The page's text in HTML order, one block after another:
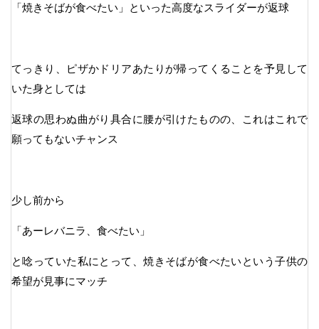
「焼きそばが食べたい」といった高度なスライダーが返球
てっきり、ピザかドリアあたりが帰ってくることを予見して
いた身としては
返球の思わぬ曲がり具合に腰が引けたものの、これはこれで
願ってもないチャンス
少し前から
「あーレバニラ、食べたい」
と唸っていた私にとって、焼きそばが食べたいという子供の
希望が見事にマッチ